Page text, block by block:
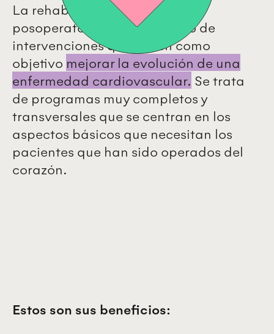
La rehabilitación cardíaca
posoperatoria es un conjunto de
intervenciones que tienen como
objetivo mejorar la evolución de una
enfermedad cardiovascular. Se trata
de programas muy completos y
transversales que se centran en los
aspectos básicos que necesitan los
pacientes que han sido operados del
corazón.
Estos son sus beneficios: